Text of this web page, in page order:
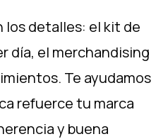
los detalles: el kit de
día, el merchandising
Te ayudamos
refuerce tu marca
y buena